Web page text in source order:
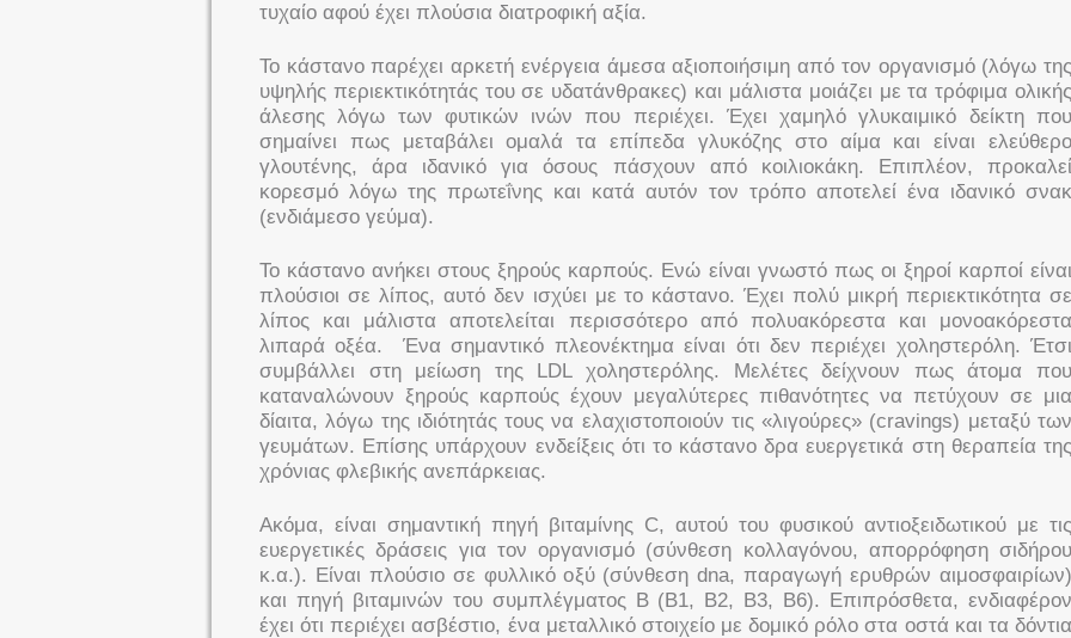
τυχαίο αφού έχει πλούσια διατροφική αξία.
Το κάστανο παρέχει αρκετή ενέργεια άμεσα αξιοποιήσιμη από τον οργανισμό (λόγω της
υψηλής περιεκτικότητάς του σε υδατάνθρακες) και μάλιστα μοιάζει με τα τρόφιμα ολικής
άλεσης λόγω των φυτικών ινών που περιέχει. Έχει χαμηλό γλυκαιμικό δείκτη που
σημαίνει πως μεταβάλει ομαλά τα επίπεδα γλυκόζης στο αίμα και είναι ελεύθερο
γλουτένης, άρα ιδανικό για όσους πάσχουν από κοιλιοκάκη. Επιπλέον, προκαλεί
κορεσμό λόγω της πρωτεΐνης και κατά αυτόν τον τρόπο αποτελεί ένα ιδανικό σνακ
(ενδιάμεσο γεύμα).
Το κάστανο ανήκει στους ξηρούς καρπούς. Ενώ είναι γνωστό πως οι ξηροί καρποί είναι
πλούσιοι σε λίπος, αυτό δεν ισχύει με το κάστανο. Έχει πολύ μικρή περιεκτικότητα σε
λίπος και μάλιστα αποτελείται περισσότερο από πολυακόρεστα και μονοακόρεστα
λιπαρά οξέα. Ένα σημαντικό πλεονέκτημα είναι ότι δεν περιέχει χοληστερόλη. Έτσι
συμβάλλει στη μείωση της LDL χοληστερόλης. Μελέτες δείχνουν πως άτομα που
καταναλώνουν ξηρούς καρπούς έχουν μεγαλύτερες πιθανότητες να πετύχουν σε μια
δίαιτα, λόγω της ιδιότητάς τους να ελαχιστοποιούν τις «λιγούρες» (cravings) μεταξύ των
γευμάτων. Επίσης υπάρχουν ενδείξεις ότι το κάστανο δρα ευεργετικά στη θεραπεία της
χρόνιας φλεβικής ανεπάρκειας.
Ακόμα, είναι σημαντική πηγή βιταμίνης C, αυτού του φυσικού αντιοξειδωτικού με τις
ευεργετικές δράσεις για τον οργανισμό (σύνθεση κολλαγόνου, απορρόφηση σιδήρου
κ.α.). Είναι πλούσιο σε φυλλικό οξύ (σύνθεση dna, παραγωγή ερυθρών αιμοσφαιρίων)
και πηγή βιταμινών του συμπλέγματος Β (Β1, Β2, Β3, Β6). Επιπρόσθετα, ενδιαφέρον
έχει ότι περιέχει ασβέστιο, ένα μεταλλικό στοιχείο με δομικό ρόλο στα οστά και τα δόντια